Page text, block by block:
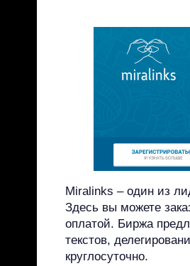
Miralinks – один из
Здесь вы можете
оплатой. Биржа
текстов,
круглосуточно.